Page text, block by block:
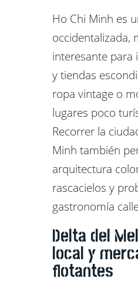
Ho Chi Minh es
occidentalizada,
interesante para
y tiendas
ropa vintage o
lugares poco
Recorrer la
Minh también
arquitectura
rascacielos y
gastronomía
Delta del
local y
flotantes